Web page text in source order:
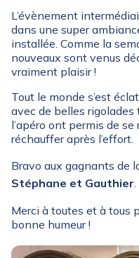
L’évènement
dans une super
installée. Comme la
nouveaux sont venus
vraiment plaisir !
Tout le monde s’est
avec de belles
l’apéro ont permis de se
réchauffer après l’effort.
Bravo aux gagnants de
Stéphane et Gauthier
Merci à toutes et à tous
bonne humeur !